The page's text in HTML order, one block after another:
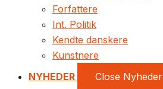
Forfattere
Int. Politik
Kendte danskere
Kunstnere
NYHEDER Close Nyheder